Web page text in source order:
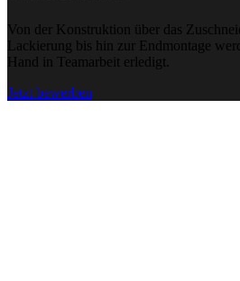
Von der Konstruktion über das
Lackierung bis hin zur Endmontage
Hand in Teamarbeit erledigt.
Jetzt bewerben